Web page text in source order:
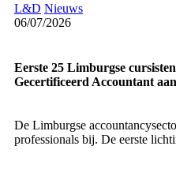
L&D Nieuws
06/07/2026
Eerste 25 Limburgse
Gecertificeerd Accountant
De Limburgse
professionals bij. De eerste